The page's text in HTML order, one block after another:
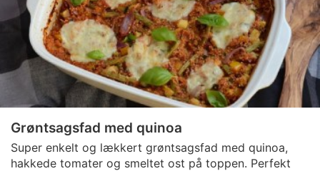
Grøntsagsfad med quinoa
Super enkelt og lækkert grøntsagsfad med quinoa,
hakkede tomater og smeltet ost på toppen. Perfekt